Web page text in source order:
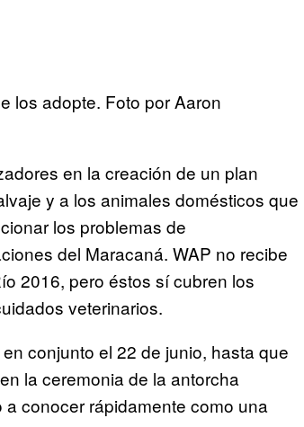
los adopte. Foto por Aaron
en la creación de un plan
y a los animales domésticos que
los problemas de
del Maracaná. WAP no recibe
2016, pero éstos sí cubren los
veterinarios.
conjunto el 22 de junio, hasta que
en la ceremonia de la antorcha
conocer rápidamente como una